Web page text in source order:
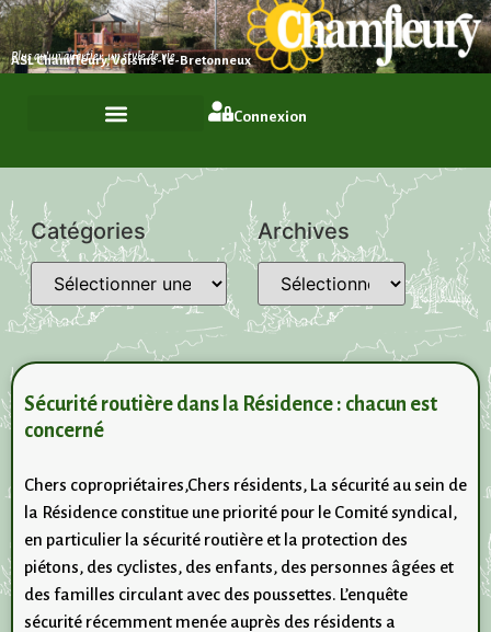
ASL Chamfleury, Voisins-le-Bretonneux
Plus qu'un quartier, un style de vie
Connexion
Catégories Archives
Sécurité routière dans la Résidence : chacun est
concerné
Chers copropriétaires,Chers résidents, La sécurité au sein de
la Résidence constitue une priorité pour le Comité syndical,
en particulier la sécurité routière et la protection des
piétons, des cyclistes, des enfants, des personnes âgées et
des familles circulant avec des poussettes. L’enquête
sécurité récemment menée auprès des résidents a